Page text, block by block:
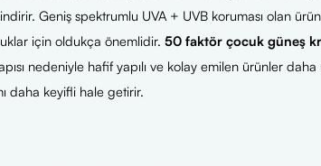
Geniş spektrumlu UVA + UVB koruması olan
için oldukça önemlidir. 50 faktör çocuk güneş
nedeniyle hafif yapılı ve kolay emilen ürünler
daha keyifli hale getirir.